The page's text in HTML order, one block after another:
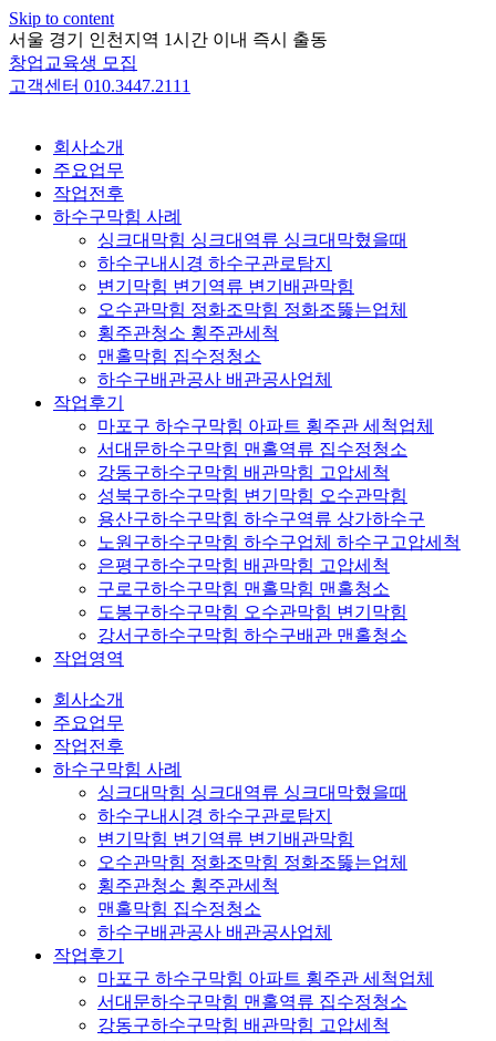
Skip to content
서울 경기 인천지역 1시간 이내 즉시 출동
창업교육생 모집
고객센터 010.3447.2111
회사소개
주요업무
작업전후
하수구막힘 사례
싱크대막힘 싱크대역류 싱크대막혔을때
하수구내시경 하수구관로탐지
변기막힘 변기역류 변기배관막힘
오수관막힘 정화조막힘 정화조뚫는업체
횡주관청소 횡주관세척
맨홀막힘 집수정청소
하수구배관공사 배관공사업체
작업후기
마포구 하수구막힘 아파트 횡주관 세척업체
서대문하수구막힘 맨홀역류 집수정청소
강동구하수구막힘 배관막힘 고압세척
성북구하수구막힘 변기막힘 오수관막힘
용산구하수구막힘 하수구역류 상가하수구
노원구하수구막힘 하수구업체 하수구고압세척
은평구하수구막힘 배관막힘 고압세척
구로구하수구막힘 맨홀막힘 맨홀청소
도봉구하수구막힘 오수관막힘 변기막힘
강서구하수구막힘 하수구배관 맨홀청소
작업영역
회사소개
주요업무
작업전후
하수구막힘 사례
싱크대막힘 싱크대역류 싱크대막혔을때
하수구내시경 하수구관로탐지
변기막힘 변기역류 변기배관막힘
오수관막힘 정화조막힘 정화조뚫는업체
횡주관청소 횡주관세척
맨홀막힘 집수정청소
하수구배관공사 배관공사업체
작업후기
마포구 하수구막힘 아파트 횡주관 세척업체
서대문하수구막힘 맨홀역류 집수정청소
강동구하수구막힘 배관막힘 고압세척